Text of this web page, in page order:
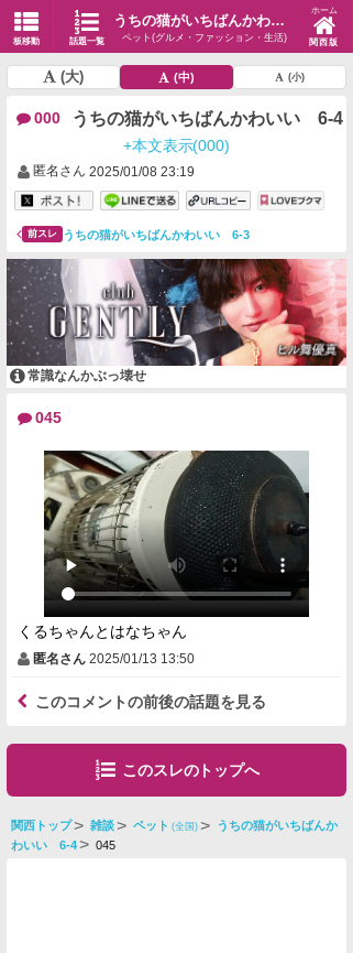
板移動 話題一覧
うちの猫がいちばんかわいい 6-4
ペット(グルメ・ファッション・生活)
ホーム
関西版
(大) (中) (小)
000 うちの猫がいちばんかわいい 6-4
+本文表示(000)
匿名さん 2025/01/08 23:19
前スレ うちの猫がいちばんかわいい 6-3
常識なんかぶっ壊せ
045
くるちゃんとはなちゃん
匿名さん 2025/01/13 13:50
このコメントの前後の話題を見る
このスレのトップへ
関西トップ 雑談 ペット (全国) うちの猫がいちばんか
わいい 6-4 045